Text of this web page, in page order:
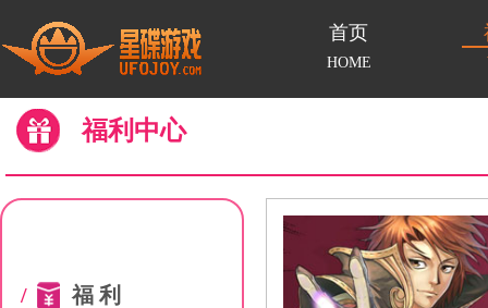
首页
HOME
福利中心
福利
/